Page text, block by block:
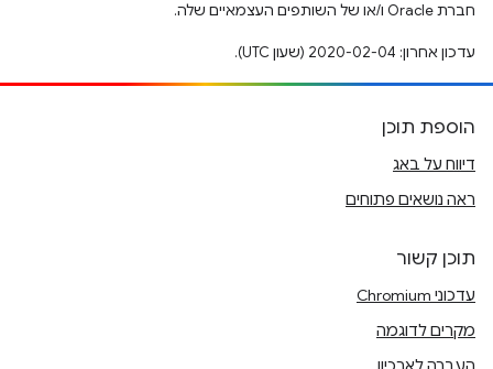
חברת Oracle ו/או של השותפים העצמאיים שלה.
עדכון אחרון: 2020-02-04 (שעון UTC).
הוספת תוכן
דיווח על באג
ראה נושאים פתוחים
תוכן קשור
עדכוני Chromium
מקרים לדוגמה